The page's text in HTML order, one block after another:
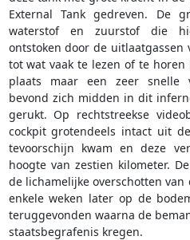
External Tank gedreven. De
waterstof en zuurstof die
ontstoken door de uitlaatgassen
tot wat vaak te lezen of te
plaats maar een zeer snelle
bevond zich midden in dit
gerukt. Op rechtstreekse
cockpit grotendeels intact uit
tevoorschijn kwam en deze
hoogte van zestien kilometer.
de lichamelijke overschotten
enkele weken later op de
teruggevonden waarna de
staatsbegrafenis kregen.